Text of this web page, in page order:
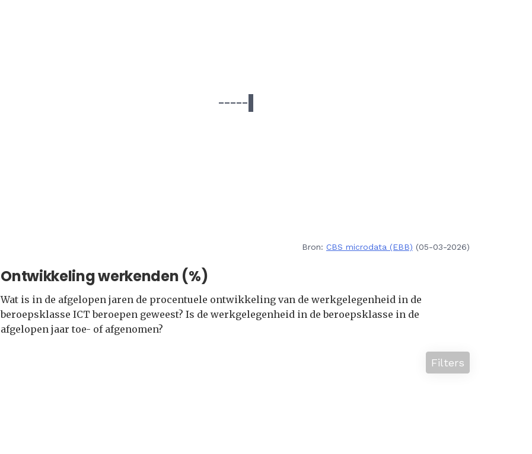
Bron: CBS microdata (EBB) (05-03-2026)
Ontwikkeling werkenden (%)
Wat is in de afgelopen jaren de procentuele ontwikkeling van de werkgelegenheid in de
beroepsklasse ICT beroepen geweest? Is de werkgelegenheid in de beroepsklasse in de
afgelopen jaar toe- of afgenomen?
Filters